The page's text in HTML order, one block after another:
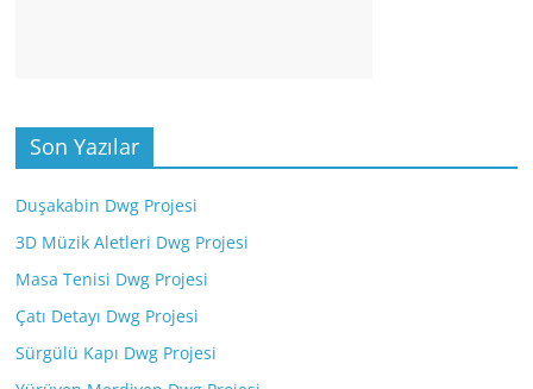
Son Yazılar
Duşakabin Dwg Projesi
3D Müzik Aletleri Dwg Projesi
Masa Tenisi Dwg Projesi
Çatı Detayı Dwg Projesi
Sürgülü Kapı Dwg Projesi